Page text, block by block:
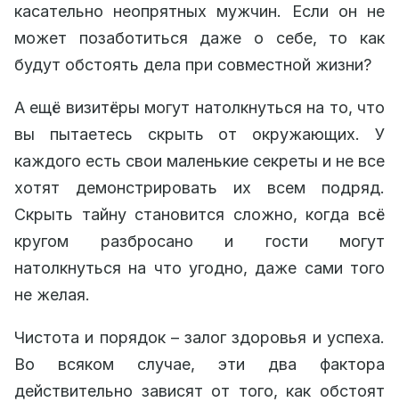
касательно неопрятных мужчин. Если он не
может позаботиться даже о себе, то как
будут обстоять дела при совместной жизни?
А ещё визитёры могут натолкнуться на то, что
вы пытаетесь скрыть от окружающих. У
каждого есть свои маленькие секреты и не все
хотят демонстрировать их всем подряд.
Скрыть тайну становится сложно, когда всё
кругом разбросано и гости могут
натолкнуться на что угодно, даже сами того
не желая.
Чистота и порядок – залог здоровья и успеха.
Во всяком случае, эти два фактора
действительно зависят от того, как обстоят